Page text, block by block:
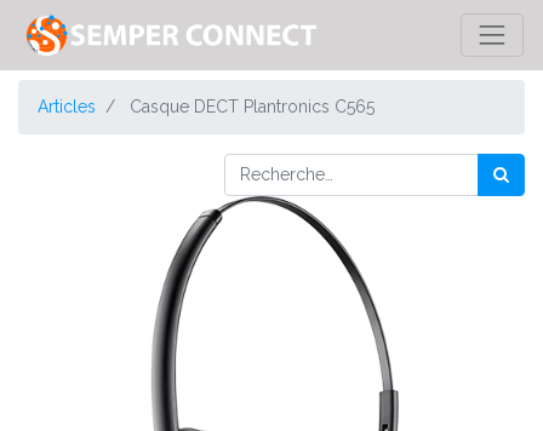
Articles Casque DECT Plantronics C565